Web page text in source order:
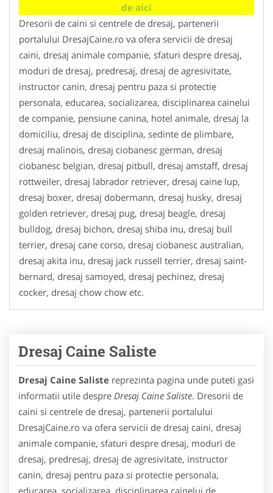
de aici
Dresorii de caini si centrele de dresaj, partenerii
portalului DresajCaine.ro va ofera servicii de dresaj
caini, dresaj animale companie, sfaturi despre dresaj,
moduri de dresaj, predresaj, dresaj de agresivitate,
instructor canin, dresaj pentru paza si protectie
personala, educarea, socializarea, disciplinarea cainelui
de companie, pensiune canina, hotel animale, dresaj la
domiciliu, dresaj de disciplina, sedinte de plimbare,
dresaj malinois, dresaj ciobanesc german, dresaj
ciobanesc belgian, dresaj pitbull, dresaj amstaff, dresaj
rottweiler, dresaj labrador retriever, dresaj caine lup,
dresaj boxer, dresaj dobermann, dresaj husky, dresaj
golden retriever, dresaj pug, dresaj beagle, dresaj
bulldog, dresaj bichon, dresaj shiba inu, dresaj bull
terrier, dresaj cane corso, dresaj ciobanesc australian,
dresaj akita inu, dresaj jack russell terrier, dresaj saint-
bernard, dresaj samoyed, dresaj pechinez, dresaj
cocker, dresaj chow chow etc.
Dresaj Caine Saliste
Dresaj Caine Saliste reprezinta pagina unde puteti gasi
informatii utile despre Dresaj Caine Saliste. Dresorii de
caini si centrele de dresaj, partenerii portalului
DresajCaine.ro va ofera servicii de dresaj caini, dresaj
animale companie, sfaturi despre dresaj, moduri de
dresaj, predresaj, dresaj de agresivitate, instructor
canin, dresaj pentru paza si protectie personala,
educarea, socializarea, disciplinarea cainelui de